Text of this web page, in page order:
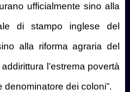
ufficialmente sino alla
di stampo inglese del
alla riforma agraria del
l’estrema povertà
denominatore dei coloni”.